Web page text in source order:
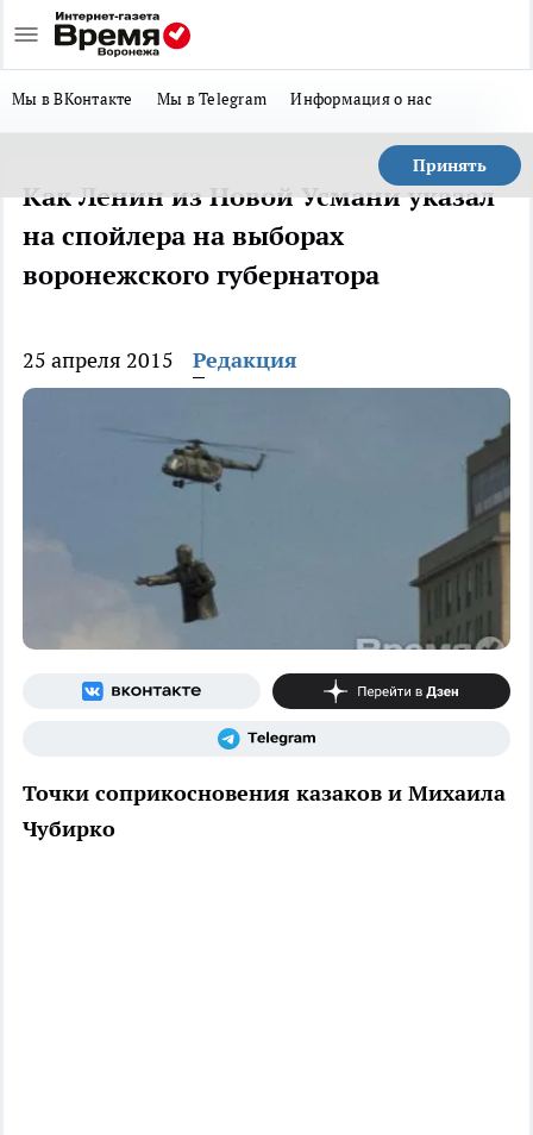
Мы в ВКонтакте Мы в Telegram Информация о нас
Принять
Как Ленин из Новой Усмани указал
на спойлера на выборах
воронежского губернатора
25 апреля 2015 Редакция
Точки соприкосновения казаков и Михаила
Чубирко